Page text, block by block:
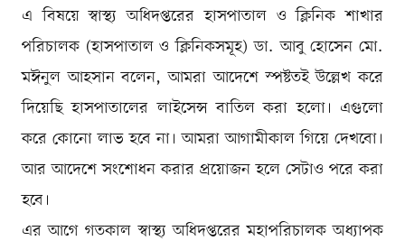
এ বিষয়ে স্বাস্থ্য অধিদপ্তরের হাসপাতাল ও ক্লিনিক শাখার
পরিচালক (হাসপাতাল ও ক্লিনিকসমূহ) ডা. আবু হোসেন মো.
মঈনুল আহসান বলেন, আমরা আদেশে স্পষ্টতই উল্লেখ করে
দিয়েছি হাসপাতালের লাইসেন্স বাতিল করা হলো। এগুলো
করে কোনো লাভ হবে না। আমরা আগামীকাল গিয়ে দেখবো।
আর আদেশে সংশোধন করার প্রয়োজন হলে সেটাও পরে করা
হবে।
এর আগে গতকাল স্বাস্থ্য অধিদপ্তরের মহাপরিচালক অধ্যাপক